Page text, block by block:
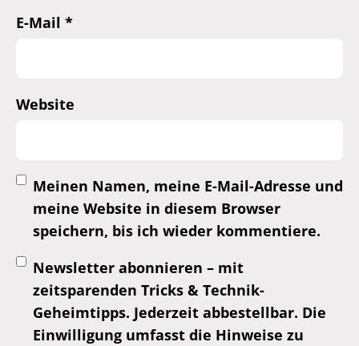
E-Mail *
Website
Meinen Namen, meine E-Mail-Adresse und
meine Website in diesem Browser
speichern, bis ich wieder kommentiere.
Newsletter abonnieren – mit
zeitsparenden Tricks & Technik-
Geheimtipps. Jederzeit abbestellbar. Die
Einwilligung umfasst die Hinweise zu